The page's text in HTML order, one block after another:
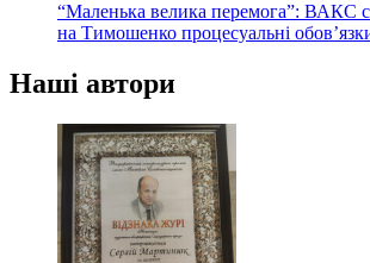
“Маленька велика перемога”: ВАКС
на Тимошенко процесуальні
Наші автори